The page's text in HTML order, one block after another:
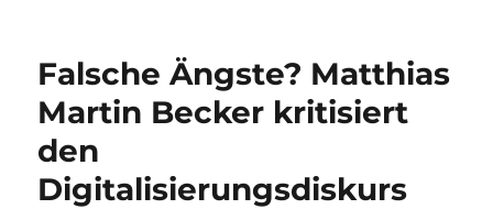
Falsche Ängste? Matthias
Martin Becker kritisiert
den
Digitalisierungsdiskurs